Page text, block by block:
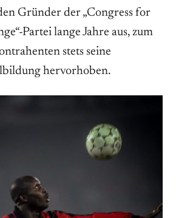
Gründer der „Congress for
Partei lange Jahre aus, zum
stets seine
her­vor­hoben.